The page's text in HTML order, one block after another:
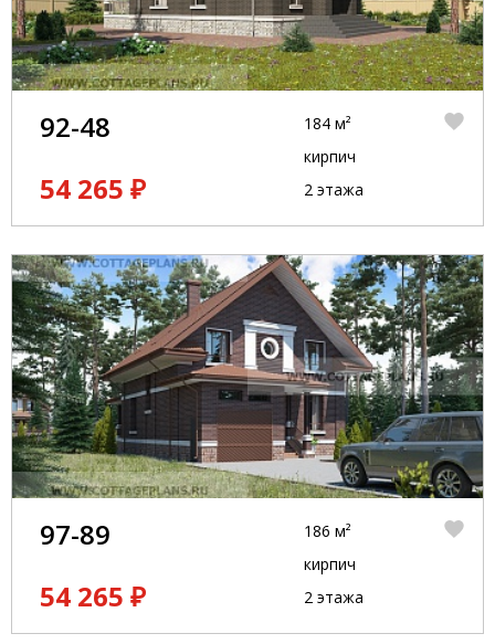
92-48
54 265 ₽
184 м²
кирпич
2 этажа
97-89
54 265 ₽
186 м²
кирпич
2 этажа